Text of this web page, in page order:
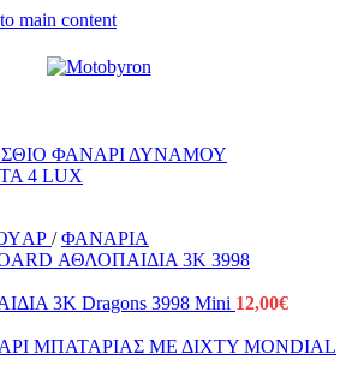
main content
/ ΦΑΝΑΡΙΑ
3K Dragons 3998 Mini 12,00€